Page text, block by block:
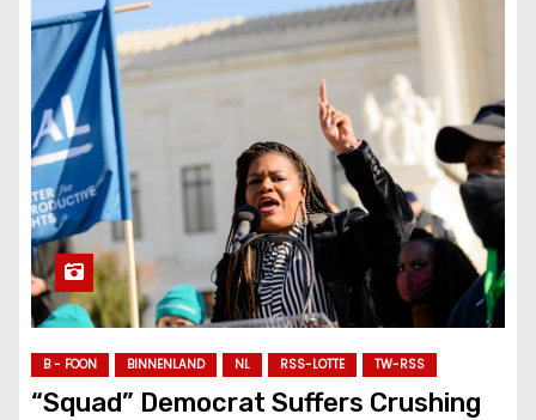
B - FOON BINNENLAND NL RSS-LOTTE TW-RSS
“Squad” Democrat Suffers Crushing